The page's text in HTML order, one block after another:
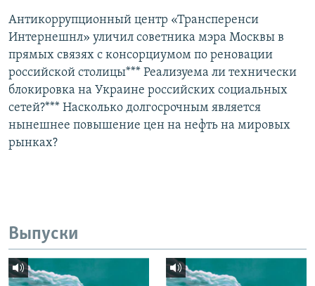
Антикоррупционный центр «Трансперенси
Интернешнл» уличил советника мэра Москвы в
прямых связях с консорциумом по реновации
российской столицы*** Реализуема ли технически
блокировка на Украине российских социальных
сетей?*** Насколько долгосрочным является
нынешнее повышение цен на нефть на мировых
рынках?
Выпуски